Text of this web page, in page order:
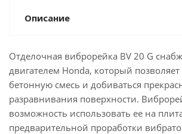
Описание
Отделочная виброрейка BV 20 G
двигателем Honda, который
бетонную смесь и добиваться
разравнивания поверхности.
возможность использовать ее на
предварительной проработки